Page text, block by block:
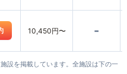
10,450円〜 -
設を掲載しています。全施設は下の一